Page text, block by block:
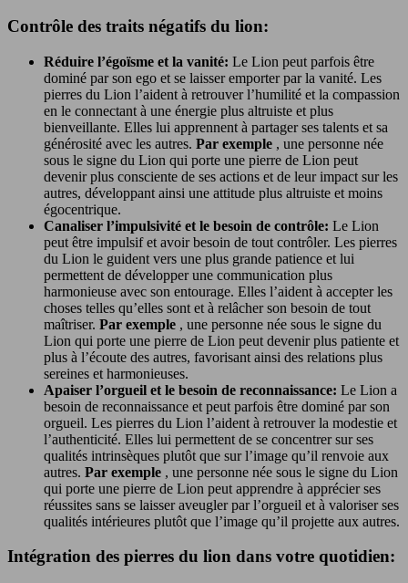
Contrôle des traits négatifs du lion:
Réduire l’égoïsme et la vanité: Le Lion peut parfois être
dominé par son ego et se laisser emporter par la vanité. Les
pierres du Lion l’aident à retrouver l’humilité et la compassion
en le connectant à une énergie plus altruiste et plus
bienveillante. Elles lui apprennent à partager ses talents et sa
générosité avec les autres. Par exemple , une personne née
sous le signe du Lion qui porte une pierre de Lion peut
devenir plus consciente de ses actions et de leur impact sur les
autres, développant ainsi une attitude plus altruiste et moins
égocentrique.
Canaliser l’impulsivité et le besoin de contrôle: Le Lion
peut être impulsif et avoir besoin de tout contrôler. Les pierres
du Lion le guident vers une plus grande patience et lui
permettent de développer une communication plus
harmonieuse avec son entourage. Elles l’aident à accepter les
choses telles qu’elles sont et à relâcher son besoin de tout
maîtriser. Par exemple , une personne née sous le signe du
Lion qui porte une pierre de Lion peut devenir plus patiente et
plus à l’écoute des autres, favorisant ainsi des relations plus
sereines et harmonieuses.
Apaiser l’orgueil et le besoin de reconnaissance: Le Lion a
besoin de reconnaissance et peut parfois être dominé par son
orgueil. Les pierres du Lion l’aident à retrouver la modestie et
l’authenticité. Elles lui permettent de se concentrer sur ses
qualités intrinsèques plutôt que sur l’image qu’il renvoie aux
autres. Par exemple , une personne née sous le signe du Lion
qui porte une pierre de Lion peut apprendre à apprécier ses
réussites sans se laisser aveugler par l’orgueil et à valoriser ses
qualités intérieures plutôt que l’image qu’il projette aux autres.
Intégration des pierres du lion dans votre quotidien: